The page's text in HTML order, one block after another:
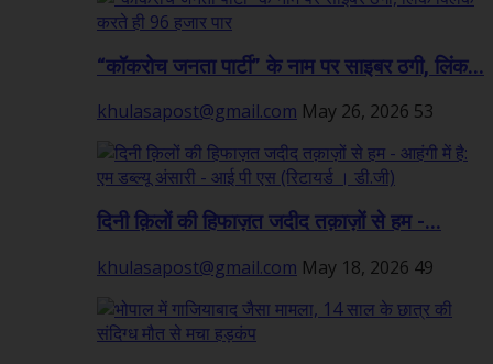
“कॉकरोच जनता पार्टी” के नाम पर साइबर ठगी, लिंक...
khulasapost@gmail.com May 26, 2026 53
दिनी क़िलों की हिफाज़त जदीद तक़ाज़ों से हम -...
khulasapost@gmail.com May 18, 2026 49